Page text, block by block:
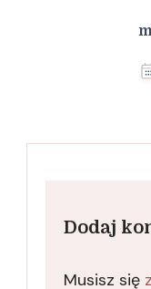
Dodaj
Musisz się